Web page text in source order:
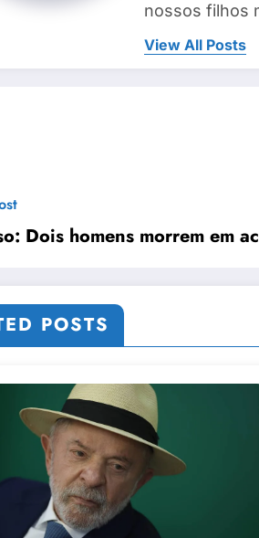
nossos filhos
View All Posts
Dois homens morrem em
POSTS